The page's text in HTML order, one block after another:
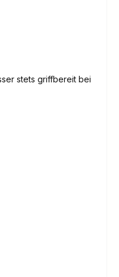
stets griffbereit bei